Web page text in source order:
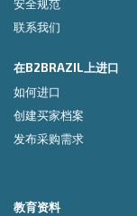
安全规范
联系我们
在B2BRAZIL上进口
如何进口
创建买家档案
发布采购需求
教育资料